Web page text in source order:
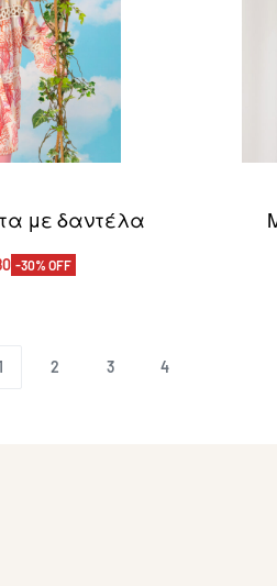
με δαντέλα
-30% OFF
2 3 4